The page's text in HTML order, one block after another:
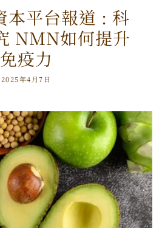
平台報道 : 科
NMN如何提升
免疫力
2025年4月7日